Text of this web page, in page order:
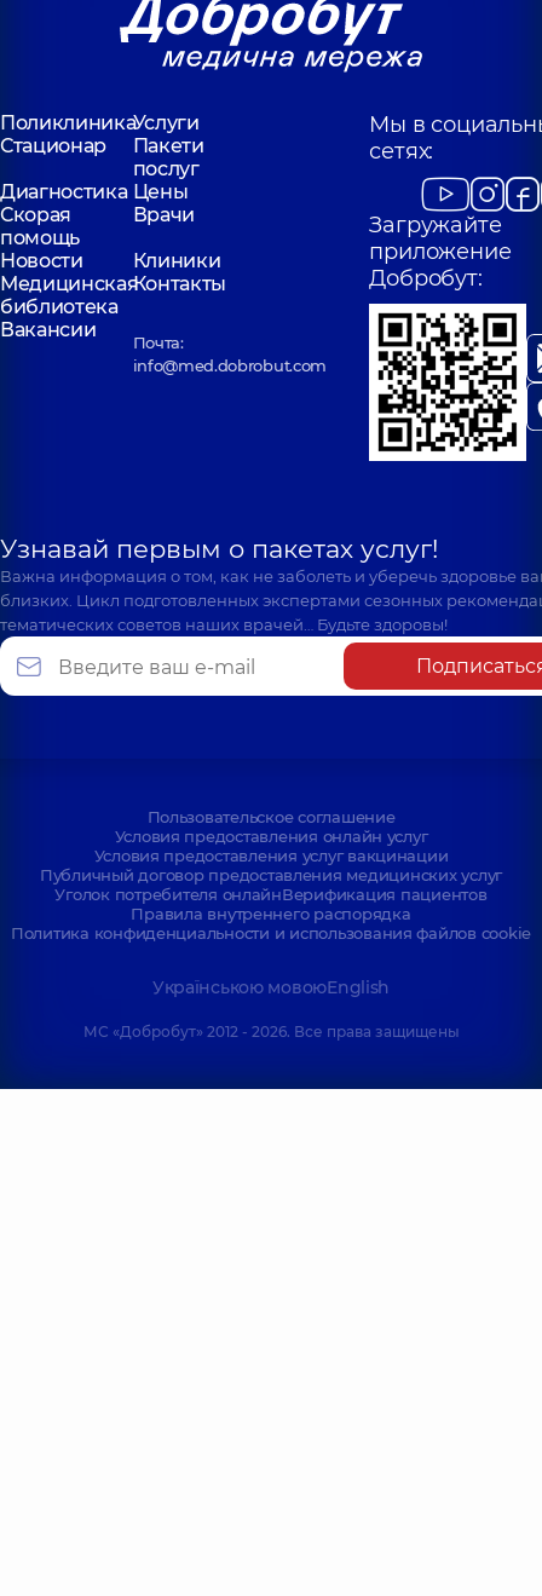
ПоликлиникаУслуги
Стационар
Пакети
послуг
Диагностика Цены
Скорая
помощь
Врачи
Новости
Клиники
Медицинская
библиотека
Контакты
Вакансии
Почта:
info@med.dobrobut.com
Мы в
сетях:
Загружайте
приложение
Добробут:
Узнавай первым о пакетах услуг!
Важна информация о том, как не заболеть и уберечь здоровье
близких. Цикл подготовленных экспертами сезонных
тематических советов наших врачей… Будьте здоровы!
Пользовательское соглашение
Условия предоставления онлайн услуг
Условия предоставления услуг вакцинации
Публичный договор предоставления медицинских услуг
Уголок потребителя онлайнВерификация пациентов
Правила внутреннего распорядка
Политика конфиденциальности и использования файлов cookie
Українською мовоюEnglish
МС «Добробут» 2012 - 2026. Все права защищены